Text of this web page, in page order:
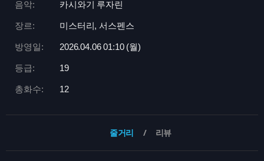
음악: 카시와기 루자린
장르: 미스터리, 서스펜스
방영일: 2026.04.06 01:10 (월)
등급: 19
총화수: 12
줄거리 리뷰